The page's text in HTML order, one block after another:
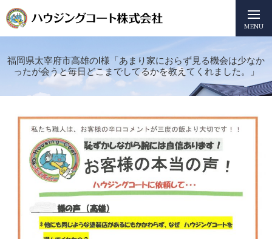
MENU
福岡県太宰府市高雄のI様「あまり家におらず見る機会は少なか
ったが会うと毎日どこまでしてるかを教えてくれました。」